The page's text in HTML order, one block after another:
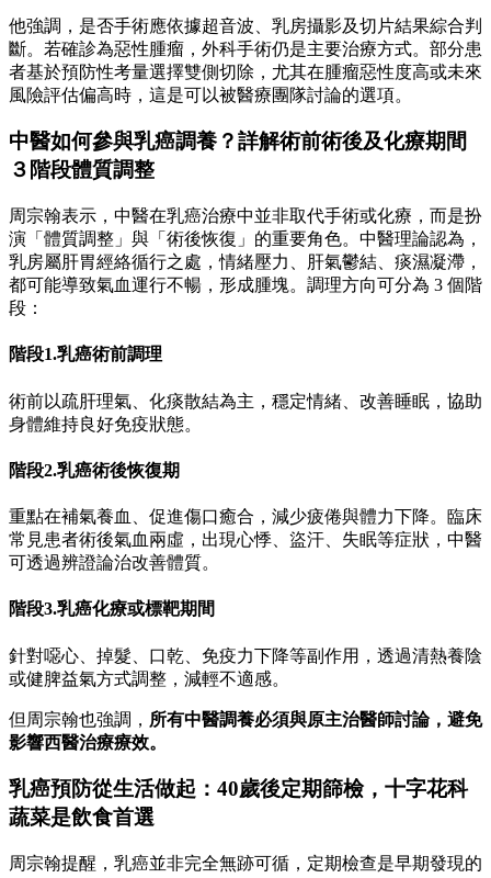
他強調，是否手術應依據超音波、乳房攝影及切片結果綜合判
斷。若確診為惡性腫瘤，外科手術仍是主要治療方式。部分患
者基於預防性考量選擇雙側切除，尤其在腫瘤惡性度高或未來
風險評估偏高時，這是可以被醫療團隊討論的選項。
中醫如何參與乳癌調養？詳解術前術後及化療期間
３階段體質調整
周宗翰表示，中醫在乳癌治療中並非取代手術或化療，而是扮
演「體質調整」與「術後恢復」的重要角色。中醫理論認為，
乳房屬肝胃經絡循行之處，情緒壓力、肝氣鬱結、痰濕凝滯，
都可能導致氣血運行不暢，形成腫塊。調理方向可分為 3 個階
段：
階段1.乳癌術前調理
術前以疏肝理氣、化痰散結為主，穩定情緒、改善睡眠，協助
身體維持良好免疫狀態。
階段2.乳癌術後恢復期
重點在補氣養血、促進傷口癒合，減少疲倦與體力下降。臨床
常見患者術後氣血兩虛，出現心悸、盜汗、失眠等症狀，中醫
可透過辨證論治改善體質。
階段3.乳癌化療或標靶期間
針對噁心、掉髮、口乾、免疫力下降等副作用，透過清熱養陰
或健脾益氣方式調整，減輕不適感。
但周宗翰也強調， 所有中醫調養必須與原主治醫師討論，避免
影響西醫治療療效。
乳癌預防從生活做起：40歲後定期篩檢，十字花科
蔬菜是飲食首選
周宗翰提醒，乳癌並非完全無跡可循，定期檢查是早期發現的